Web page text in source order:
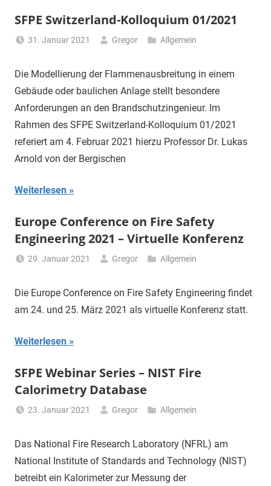
SFPE Switzerland-Kolloquium 01/2021
31. Januar 2021 Gregor Allgemein
Die Modellierung der Flammenausbreitung in einem
Gebäude oder baulichen Anlage stellt besondere
Anforderungen an den Brandschutzingenieur. Im
Rahmen des SFPE Switzerland-Kolloquium 01/2021
referiert am 4. Februar 2021 hierzu Professor Dr. Lukas
Arnold von der Bergischen
Weiterlesen
Europe Conference on Fire Safety
Engineering 2021 – Virtuelle Konferenz
29. Januar 2021 Gregor Allgemein
Die Europe Conference on Fire Safety Engineering findet
am 24. und 25. März 2021 als virtuelle Konferenz statt.
Weiterlesen
SFPE Webinar Series – NIST Fire
Calorimetry Database
23. Januar 2021 Gregor Allgemein
Das National Fire Research Laboratory (NFRL) am
National Institute of Standards and Technology (NIST)
betreibt ein Kalorimeter zur Messung der